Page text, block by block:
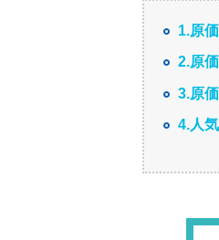
1.原
2.原
3.原
4.人